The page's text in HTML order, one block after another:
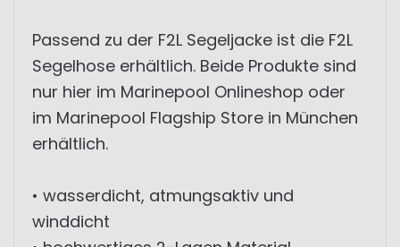
Passend zu der F2L Segeljacke ist die F2L
Segelhose erhältlich. Beide Produkte sind
nur hier im Marinepool Onlineshop oder
im Marinepool Flagship Store in München
erhältlich.
• wasserdicht, atmungsaktiv und
winddicht